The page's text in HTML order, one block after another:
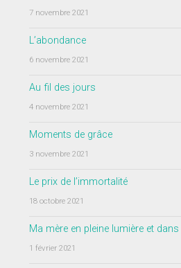
7 novembre 2021
L’abondance
6 novembre 2021
Au fil des jours
4 novembre 2021
Moments de grâce
3 novembre 2021
Le prix de l’immortalité
18 octobre 2021
Ma mère en pleine lumière et
1 février 2021